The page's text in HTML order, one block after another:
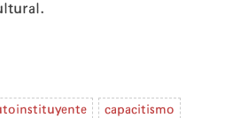
capacitismo